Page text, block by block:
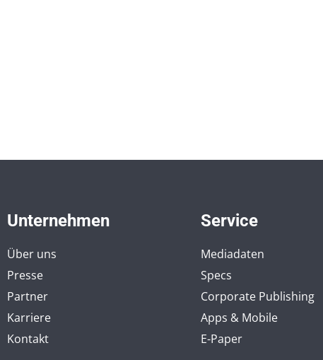
Unternehmen
Über uns
Presse
Partner
Karriere
Kontakt
Service
Mediadaten
Specs
Corporate Publishing
Apps & Mobile
E-Paper